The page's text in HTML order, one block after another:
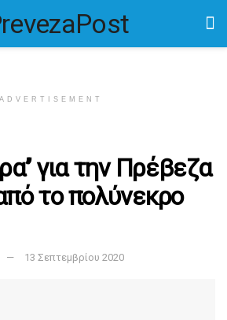
ADVERTISEMENT
για την Πρέβεζα
το πολύνεκρο
13 Σεπτεμβρίου 2020